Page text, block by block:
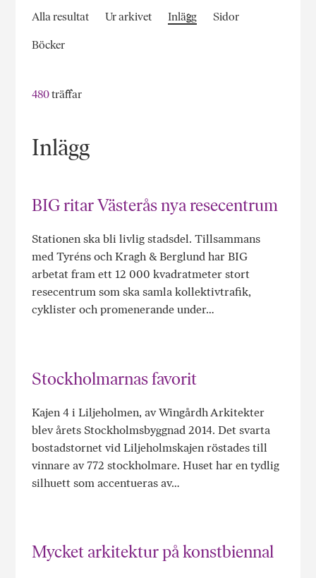
Alla resultat Ur arkivet Inlägg Sidor
Böcker
480träffar
Inlägg
BIG ritar Västerås nya resecentrum
Stationen ska bli livlig stadsdel. Tillsammans
med Tyréns och Kragh & Berglund har BIG
arbetat fram ett 12 000 kvadratmeter stort
resecentrum som ska samla kollektivtrafik,
cyklister och promenerande under…
Stockholmarnas favorit
Kajen 4 i Liljeholmen, av Wingårdh Arkitekter
blev årets Stockholmsbyggnad 2014. Det svarta
bostadstornet vid Liljeholmskajen röstades till
vinnare av 772 stockholmare. Huset har en tydlig
silhuett som accentueras av…
Mycket arkitektur på konstbiennal